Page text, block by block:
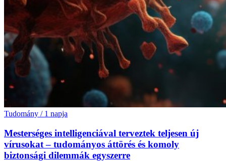
Tudomány / 1 napja
Mesterséges intelligenciával terveztek teljesen új
vírusokat – tudományos áttörés és komoly
biztonsági dilemmák egyszerre